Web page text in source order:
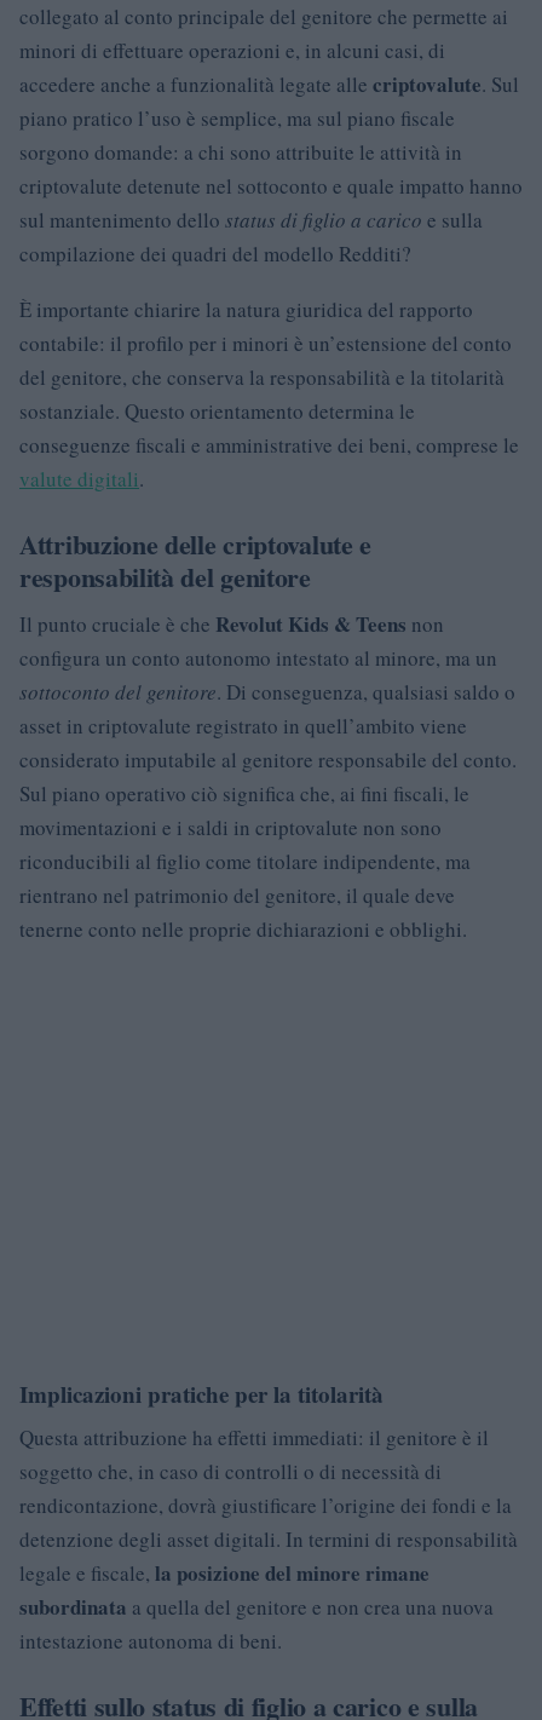
collegato al conto principale del genitore che permette ai
minori di effettuare operazioni e, in alcuni casi, di
accedere anche a funzionalità legate alle criptovalute. Sul
piano pratico l’uso è semplice, ma sul piano fiscale
sorgono domande: a chi sono attribuite le attività in
criptovalute detenute nel sottoconto e quale impatto hanno
sul mantenimento dello status di figlio a carico e sulla
compilazione dei quadri del modello Redditi?
È importante chiarire la natura giuridica del rapporto
contabile: il profilo per i minori è un’estensione del conto
del genitore, che conserva la responsabilità e la titolarità
sostanziale. Questo orientamento determina le
conseguenze fiscali e amministrative dei beni, comprese le
valute digitali.
Attribuzione delle criptovalute e
responsabilità del genitore
Il punto cruciale è che Revolut Kids & Teens non
configura un conto autonomo intestato al minore, ma un
sottoconto del genitore. Di conseguenza, qualsiasi saldo o
asset in criptovalute registrato in quell’ambito viene
considerato imputabile al genitore responsabile del conto.
Sul piano operativo ciò significa che, ai fini fiscali, le
movimentazioni e i saldi in criptovalute non sono
riconducibili al figlio come titolare indipendente, ma
rientrano nel patrimonio del genitore, il quale deve
tenerne conto nelle proprie dichiarazioni e obblighi.
Implicazioni pratiche per la titolarità
Questa attribuzione ha effetti immediati: il genitore è il
soggetto che, in caso di controlli o di necessità di
rendicontazione, dovrà giustificare l’origine dei fondi e la
detenzione degli asset digitali. In termini di responsabilità
legale e fiscale, la posizione del minore rimane
subordinata a quella del genitore e non crea una nuova
intestazione autonoma di beni.
Effetti sullo status di figlio a carico e sulla